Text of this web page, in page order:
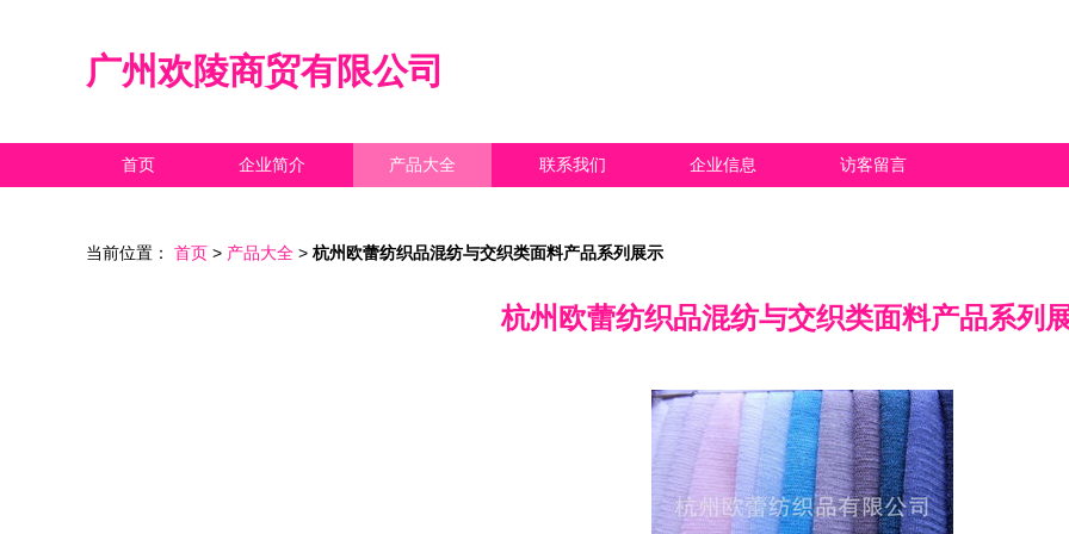
广州欢陵商贸有限公司
首页 企业简介 产品大全 联系我们 企业信息 访客留言
当前位置： 首页 > 产品大全 > 杭州欧蕾纺织品混纺与交织类面料产品系列展示
杭州欧蕾纺织品混纺与交织类面料产品系列